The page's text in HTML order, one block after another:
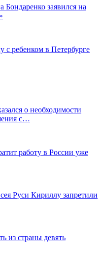
Бондаренко заявился на
с ребенком в Петербурге
о необходимости
с…
работу в России уже
Руси Кириллу запретили
из страны девять